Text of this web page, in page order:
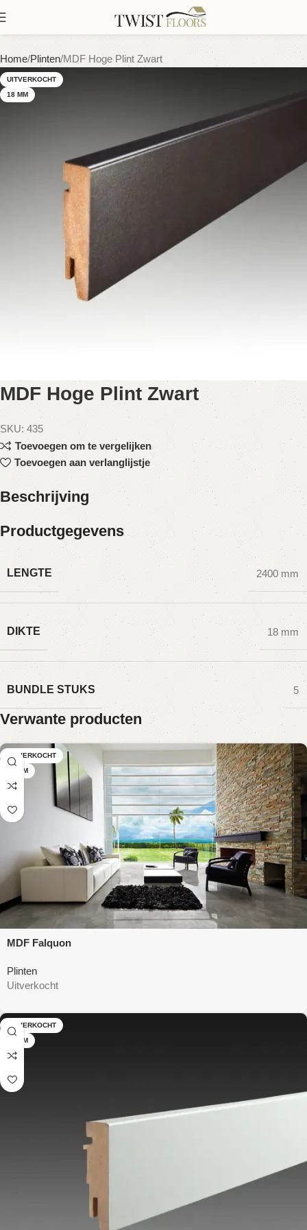
Home Plinten MDF Hoge Plint Zwart
UITVERKOCHT
18 MM
MDF Hoge Plint Zwart
SKU: 435
Toevoegen om te vergelijken
Toevoegen aan verlanglijstje
Beschrijving
Productgegevens
LENGTE 2400 mm
DIKTE 18 mm
BUNDLE STUKS 5
Verwante producten
UITVERKOCHT
18 MM
MDF Falquon
Plinten
Uitverkocht
UITVERKOCHT
18 MM